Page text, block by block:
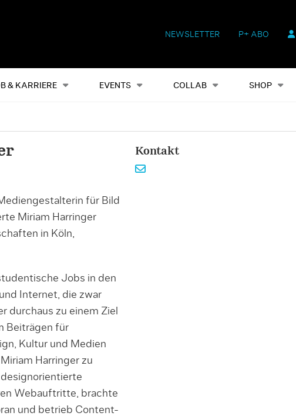
NEWSLETTER P+ ABO
& KARRIERE EVENTS COLLAB SHOP
Alles Events Shop Heftausgaben Suchen
für Bild
Miriam Harringer
in Köln,
Jobs in den
Internet, die zwar
durchaus zu einem Ziel
Beiträgen für
Kultur und Medien
Harringer zu
Webauftritte, brachte
und betrieb Content-
Kontakt